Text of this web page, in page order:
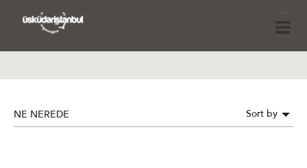
NE NEREDE Sort by